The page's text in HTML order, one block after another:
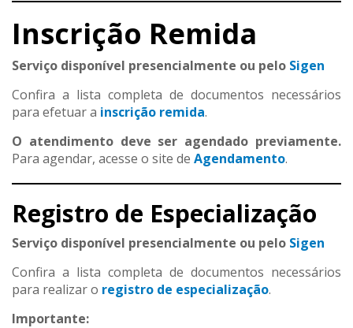
Inscrição Remida
Serviço disponível presencialmente ou pelo Sigen
Confira a lista completa de documentos necessários
para efetuar a inscrição remida.
O atendimento deve ser agendado previamente.
Para agendar, acesse o site de Agendamento.
Registro de Especialização
Serviço disponível presencialmente ou pelo Sigen
Confira a lista completa de documentos necessários
para realizar o registro de especialização.
Importante: